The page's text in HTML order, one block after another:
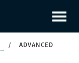
/
ADVANCED